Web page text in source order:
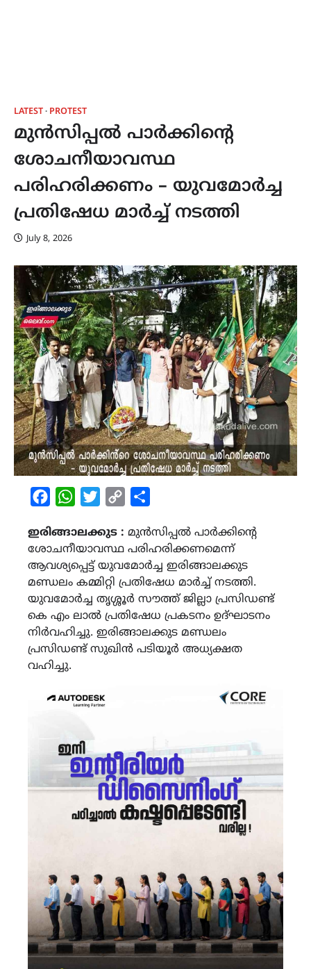
LATEST PROTEST
മുൻസിപ്പൽ പാർക്കിൻ്റെ
ശോചനീയാവസ്ഥ
പരിഹരിക്കണം – യുവമോർച്ച
പ്രതിഷേധ മാർച്ച് നടത്തി
July 8, 2026
FacebookWhatsAppTwitterCopy
ഇരിങ്ങാലക്കുട : മുൻസിപ്പൽ പാർക്കിൻ്റെ
ശോചനീയാവസ്ഥ പരിഹരിക്കണമെന്ന്
ആവശ്യപ്പെട്ട് യുവമോർച്ച ഇരിങ്ങാലക്കുട
മണ്ഡലം കമ്മിറ്റി പ്രതിഷേധ മാർച്ച് നടത്തി.
യുവമോർച്ച തൃശ്ശൂർ സൗത്ത് ജില്ലാ പ്രസിഡണ്ട്
കെ എം ലാൽ പ്രതിഷേധ പ്രകടനം ഉദ്ഘാടനം
നിർവഹിച്ചു. ഇരിങ്ങാലക്കുട മണ്ഡലം
പ്രസിഡണ്ട് സുഖിൻ പടിയൂർ അധ്യക്ഷത
വഹിച്ചു.